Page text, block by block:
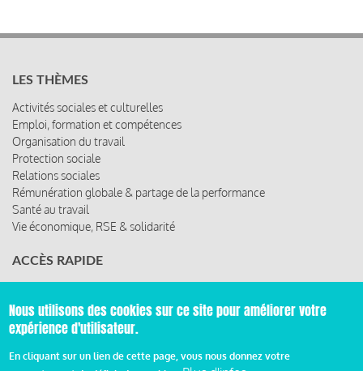
LES THÈMES
Activités sociales et culturelles
Emploi, formation et compétences
Organisation du travail
Protection sociale
Relations sociales
Rémunération globale & partage de la performance
Santé au travail
Vie économique, RSE & solidarité
ACCÈS RAPIDE
Les rencontres
Les ressources
Nous utilisons des cookies sur ce site pour améliorer votre
expérience d'utilisateur.
En cliquant sur un lien de cette page, vous nous donnez votre